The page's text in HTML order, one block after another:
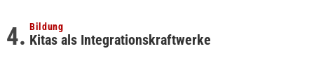
Bildung
Kitas als Integrationskraftwerke